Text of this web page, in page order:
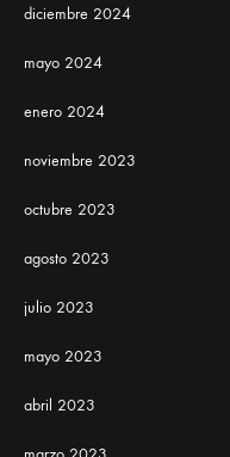
diciembre 2024
mayo 2024
enero 2024
noviembre 2023
octubre 2023
agosto 2023
julio 2023
mayo 2023
abril 2023